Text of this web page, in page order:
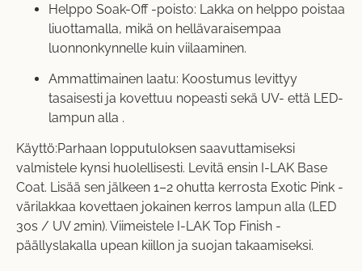
Helppo Soak-Off -poisto: Lakka on helppo poistaa
liuottamalla, mikä on hellävaraisempaa
luonnonkynnelle kuin viilaaminen.
Ammattimainen laatu: Koostumus levittyy
tasaisesti ja kovettuu nopeasti sekä UV- että LED-
lampun alla .
Käyttö:Parhaan lopputuloksen saavuttamiseksi
valmistele kynsi huolellisesti. Levitä ensin I-LAK Base
Coat. Lisää sen jälkeen 1–2 ohutta kerrosta Exotic Pink -
värilakkaa kovettaen jokainen kerros lampun alla (LED
30s / UV 2min). Viimeistele I-LAK Top Finish -
päällyslakalla upean kiillon ja suojan takaamiseksi.